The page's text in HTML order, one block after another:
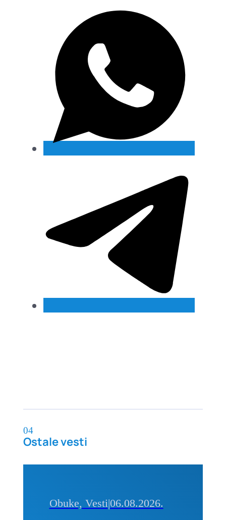
04
Ostale vesti
Obuke, Vesti|06.08.2026.